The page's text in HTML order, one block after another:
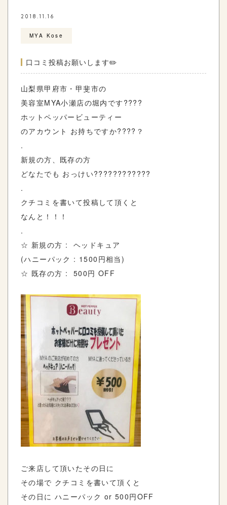
2018.11.16
MYA Kose
口コミ投稿お願いします✏️
山梨県甲府市・甲斐市の
美容室MYA小瀬店の堀内です????
ホットペッパービューティー
のアカウント お持ちですか????？
.
新規の方、既存の方
どなたでも おっけい????????????
.
クチコミを書いて投稿して頂くと
なんと！！！
.
☆ 新規の方 : ヘッドキュア
(ハニーパック : 1500円相当)
☆ 既存の方 : 500円 OFF
ご来店して頂いたその日に
その場で クチコミを書いて頂くと
その日に ハニーパック or 500円OFF